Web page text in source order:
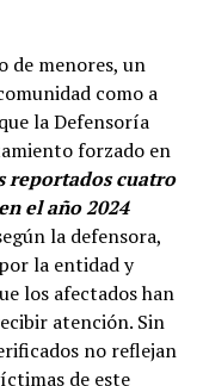
de menores, un
como a
la Defensoría
forzado en
reportados cuatro
el año 2024
la defensora,
la entidad y
los afectados han
atención. Sin
no reflejan
de este